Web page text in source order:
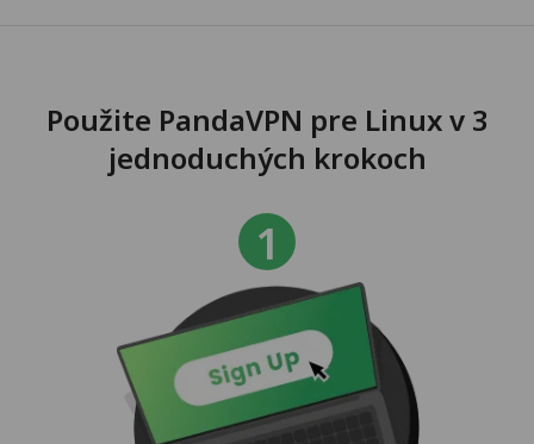
Použite PandaVPN pre Linux v 3
jednoduchých krokoch